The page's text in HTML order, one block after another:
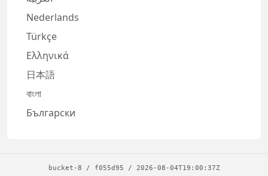
Nederlands
Türkçe
Ελληνικά
日本語
বাংলা
Български
bucket-8 / f055d95 / 2026-08-04T19:00:37Z